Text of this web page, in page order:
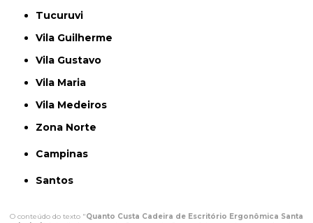
Tucuruvi
Vila Guilherme
Vila Gustavo
Vila Maria
Vila Medeiros
Zona Norte
Campinas
Santos
O conteúdo do texto "Quanto Custa Cadeira de Escritório Ergonômica Santa